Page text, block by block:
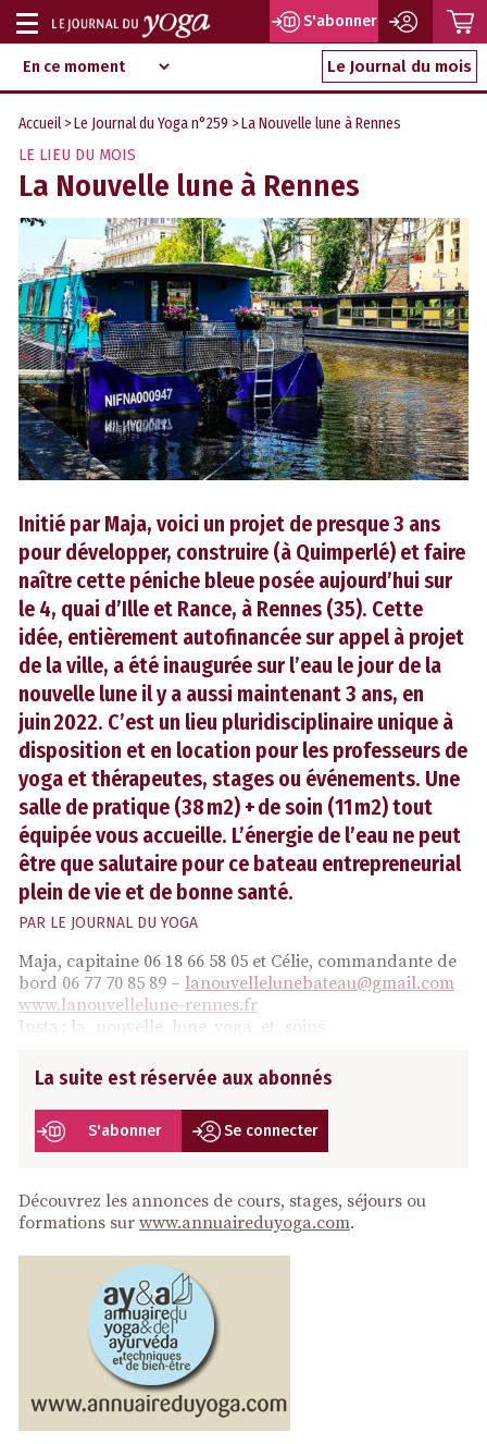
Aller
au
contenu
d‘information
indépendant
Afficher
ou
masquer
la
navigation
S'abonner
Le Journal du mois
Accueil >Le Journal du Yoga n°259 > La Nouvelle lune à Rennes
LE LIEU DU MOIS
La Nouvelle lune à Rennes
Initié par Maja, voici un projet de presque 3 ans
pour développer, construire (à Quimperlé) et faire
naître cette péniche bleue posée aujourd’hui sur
le 4, quai d’Ille et Rance, à Rennes (35). Cette
idée, entièrement autofinancée sur appel à projet
de la ville, a été inaugurée sur l’eau le jour de la
nouvelle lune il y a aussi maintenant 3 ans, en
juin 2022. C’est un lieu pluridisciplinaire unique à
disposition et en location pour les professeurs de
yoga et thérapeutes, stages ou événements. Une
salle de pratique (38 m2) + de soin (11 m2) tout
équipée vous accueille. L’énergie de l’eau ne peut
être que salutaire pour ce bateau entrepreneurial
plein de vie et de bonne santé.
PAR LE JOURNAL DU YOGA
Maja, capitaine 06 18 66 58 05 et Célie, commandante de
bord 06 77 70 85 89 – lanouvellelunebateau@gmail.com
www.lanouvellelune-rennes.fr
Insta : la_nouvelle_lune_yoga_et_soins
La suite est réservée aux abonnés
S'abonner Se connecter
Découvrez les annonces de cours, stages, séjours ou
formations sur www.annuaireduyoga.com.